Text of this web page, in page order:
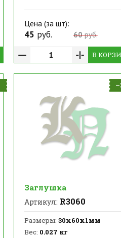
Цена (за шт):
45 руб. 60руб.
В
Заглушка
Артикул: R3060
Размеры: 30х60х1мм
Вес: 0.027 кг